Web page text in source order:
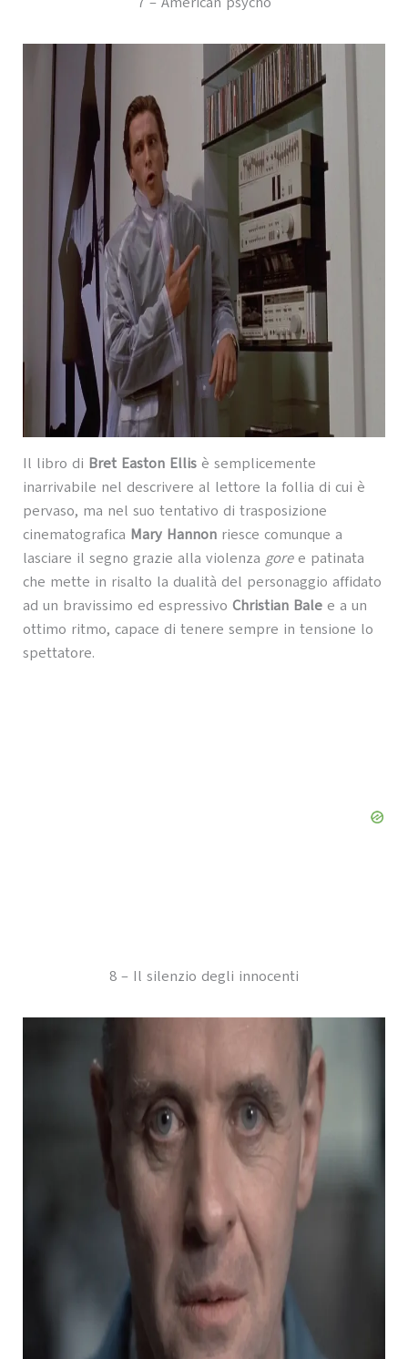
Il libro di Bret Easton Ellisè semplicemente
inarrivabile nel descrivere al lettore la follia di cui è
pervaso, ma nel suo tentativo di trasposizione
cinematografica Mary Hannonriesce comunque a
lasciare il segno grazie alla violenza goree patinata
che mette in risalto la dualità del personaggio affidato
ad un bravissimo ed espressivo Christian Balee a un
ottimo ritmo, capace di tenere sempre in tensione lo
spettatore.
8 – Il silenzio degli innocenti